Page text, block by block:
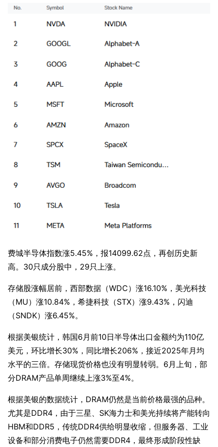
费城半导体指数涨5.45%，报14099.62点，再创历史新
高。30只成分股中，29只上涨。
存储股涨幅居前，西部数据（WDC）涨16.10%，美光科技
（MU）涨10.84%，希捷科技（STX）涨9.43%，闪迪
（SNDK）涨6.45%。
根据美银统计，韩国6月前10日半导体出口金额约为110亿
美元，环比增长30%，同比增长206%，接近2025年月均
水平的三倍。存储现货价格也没有明显转弱。6月上旬，部
分DRAM产品单周继续上涨3%至4%。
根据美银的数据统计，DRAM仍然是当前价格最强的品种。
尤其是DDR4，由于三星、SK海力士和美光持续将产能转向
HBM和DDR5，传统DDR4供给明显收缩，但服务器、工业
设备和部分消费电子仍然需要DDR4，最终形成阶段性缺